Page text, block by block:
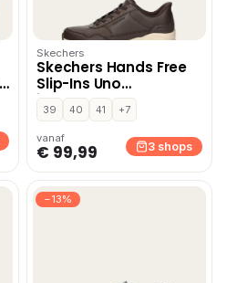
Skechers
Skechers Hands Free
Slip-Ins Uno
instapschoenen –
Bruin
39 40 41 +7
vanaf
€ 99,99 3 shops
−13%